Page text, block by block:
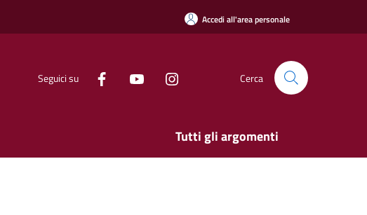
Accedi all'area personale
Seguici su Cerca
Tutti gli argomenti